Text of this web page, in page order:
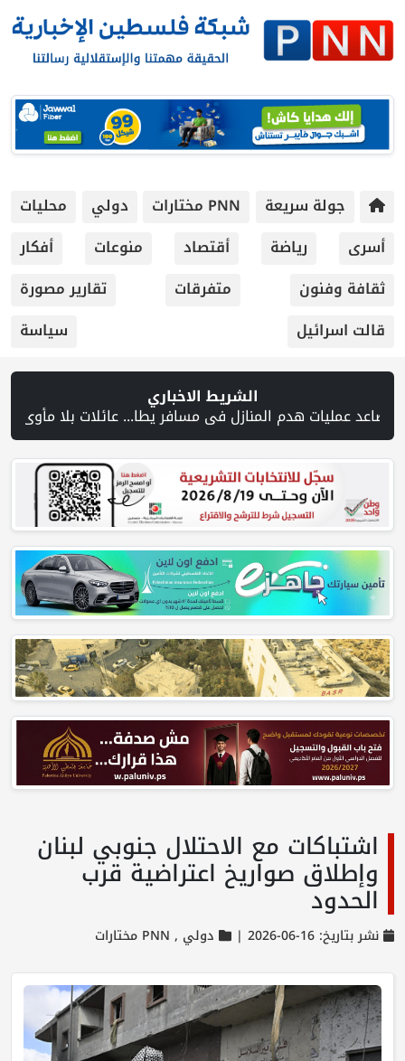
جولة سريعة PNN مختارات دولي
محليات
أسرى
رياضة أقتصاد منوعات
أفكار
ثقافة وفنون
متفرقات
تقارير مصورة
قالت اسرائيل
سياسة
الشريط الاخباري
اشتباكات مع الاحتلال جنوبي لبنان
وإطلاق صواريخ اعتراضية قرب
الحدود
نشر بتاريخ: 16-06-2026 | دولي , PNN مختارات